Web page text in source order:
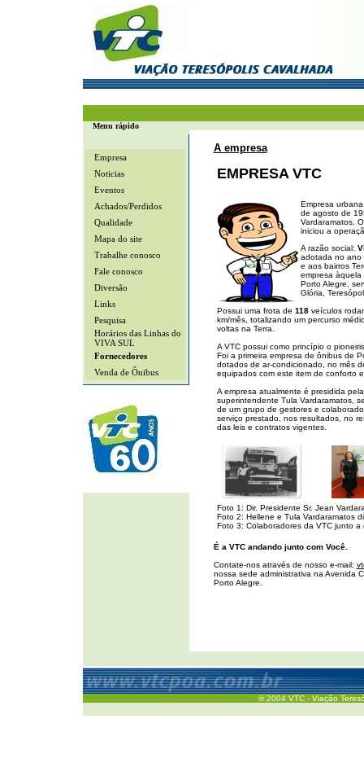
Menu rápido
Empresa
Noticias
Eventos
Achados/Perdidos
Qualidade
Mapa do site
Trabalhe conosco
Fale conosco
Diversão
Links
Pesquisa
Horários das Linhas do
VIVA SUL
Fornecedores
Venda de Ônibus
A empresa
EMPRESA VTC
Empresa
de agosto de
Vardaramatos.
iniciou a
A razão social:
adotada no ano
e aos bairros
empresa
Porto Alegre,
Glória,
Possui uma frota de 118veículos
km/mês, totalizando um percurso
voltas na Terra.
A VTC possui como princípio o
Foi a primeira empresa de ônibus de
dotados de ar-condicionado, no mês
equipados com este item de conforto
A empresa atualmente é presidida
superintendente Tula Vardaramatos,
de um grupo de gestores e
serviço prestado, nos resultados, no
das leis e contratos vigentes.
Foto 1: Dir. Presidente Sr. Jean
Foto 2: Hellene e Tula Vardaramatos
Foto 3: Colaboradores da VTC junto
É a VTC andando junto com Você.
Contate-nos através de nosso e-mail:
nossa sede administrativa na Avenida
Porto Alegre.
® 2004 VTC - Viação